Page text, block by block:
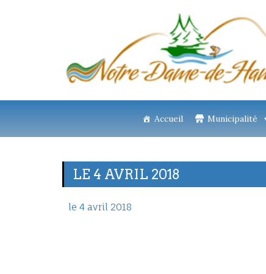
Accueil Municipalité
LE 4 AVRIL 2018
le 4 avril 2018